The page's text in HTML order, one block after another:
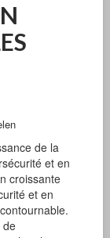
de la
et en
croissante
et en
de